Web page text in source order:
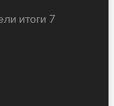
итоги 7